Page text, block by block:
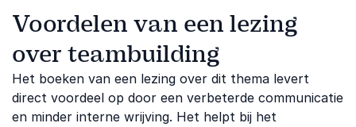
Voordelen van een lezing
over teambuilding
Het boeken van een lezing over dit thema levert
direct voordeel op door een verbeterde communicatie
en minder interne wrijving. Het helpt bij het